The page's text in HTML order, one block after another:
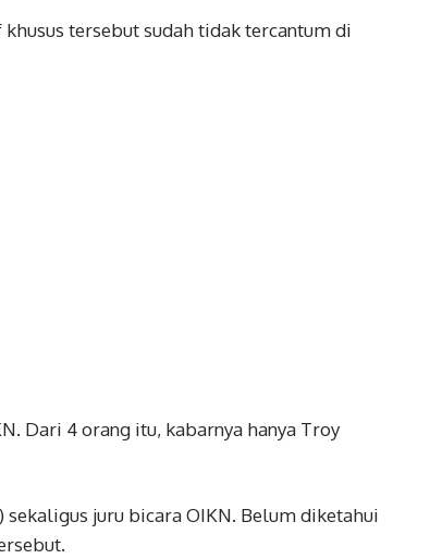
khusus tersebut sudah tidak tercantum di
Dari 4 orang itu, kabarnya hanya Troy
juru bicara OIKN. Belum diketahui